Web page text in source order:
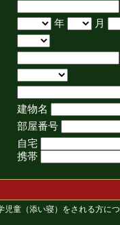
年
月
建物名
部屋番号
自宅
携帯
童（添い寝）をされる方に